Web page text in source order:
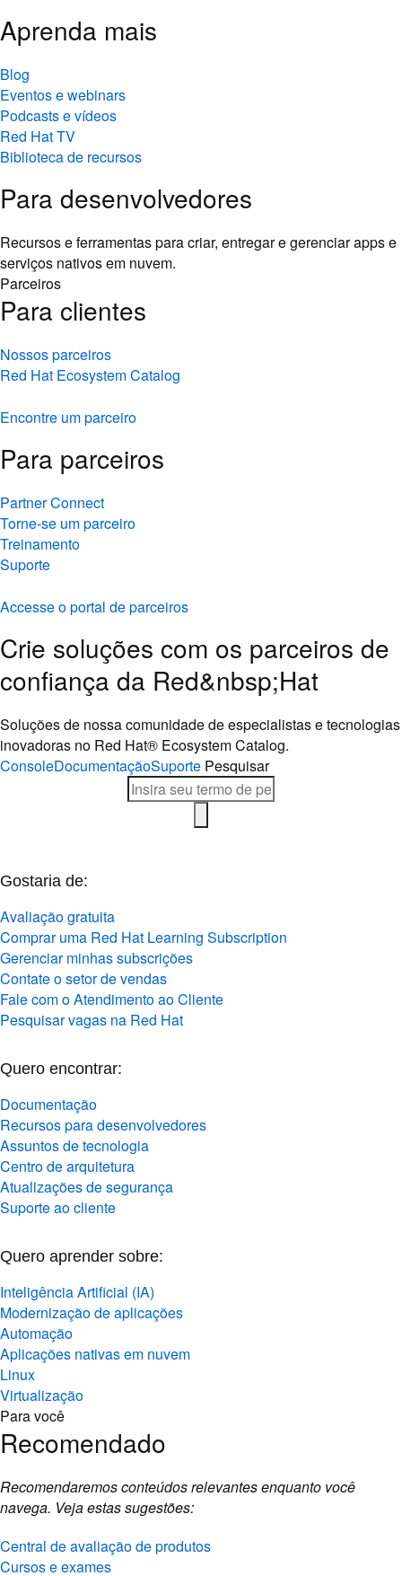
Aprenda mais
Blog
Eventos e webinars
Podcasts e vídeos
Red Hat TV
Biblioteca de recursos
Para desenvolvedores
Recursos e ferramentas para criar, entregar e gerenciar apps e
serviços nativos em nuvem.
Parceiros
Para clientes
Nossos parceiros
Red Hat Ecosystem Catalog
Encontre um parceiro
Para parceiros
Partner Connect
Torne-se um parceiro
Treinamento
Suporte
Accesse o portal de parceiros
Crie soluções com os parceiros de
confiança da Red&nbsp;Hat
Soluções de nossa comunidade de especialistas e tecnologias
inovadoras no Red Hat® Ecosystem Catalog.
ConsoleDocumentaçãoSuporte Pesquisar
Gostaria de:
Avaliação gratuita
Comprar uma Red Hat Learning Subscription
Gerenciar minhas subscrições
Contate o setor de vendas
Fale com o Atendimento ao Cliente
Pesquisar vagas na Red Hat
Quero encontrar:
Documentação
Recursos para desenvolvedores
Assuntos de tecnologia
Centro de arquitetura
Atualizações de segurança
Suporte ao cliente
Quero aprender sobre:
Inteligência Artificial (IA)
Modernização de aplicações
Automação
Aplicações nativas em nuvem
Linux
Virtualização
Para você
Recomendado
Recomendaremos conteúdos relevantes enquanto você
navega. Veja estas sugestões:
Central de avaliação de produtos
Cursos e exames